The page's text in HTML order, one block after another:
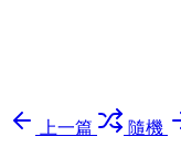
上一篇 隨機